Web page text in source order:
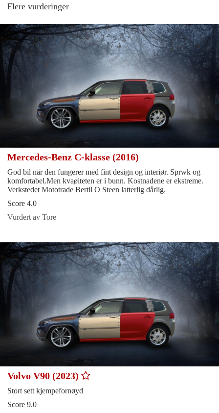
Flere vurderinger
Mercedes-Benz C-klasse (2016)
God bil når den fungerer med fint design og interiør. Sprwk og
komfortabel.Men kvaøiteten er i bunn. Kostnadene er ekstreme.
Verkstedet Mototrade Bertil O Steen latterlig dårlig.
Score 4.0
Vurdert av Tore
Volvo V90 (2023)
Stort sett kjempefornøyd
Score 9.0